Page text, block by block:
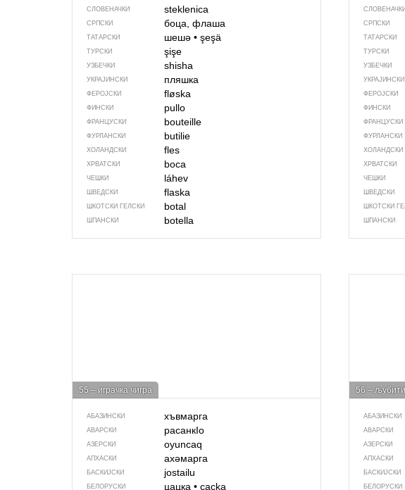
СЛОВЕНАЧКИ steklenica
СРПСКИ боца, флаша
ТАТАРСКИ шешә •şeşä
ТУРСКИ şişe
УЗБЕЧКИ shisha
УКРАЈИНСКИ пляшка
ФЕРОЈСКИ fløska
ФИНСКИ pullo
ФРАНЦУСКИ bouteille
ФУРЛАНСКИ butilie
ХОЛАНДСКИ fles
ХРВАТСКИ boca
ЧЕШКИ láhev
ШВЕДСКИ flaska
ШКОТСКИ ГЕЛСКИ botal
ШПАНСКИ botella
СЛОВЕНАЧКИ
СРПСКИ
ТАТАРСКИ
ТУРСКИ
УЗБЕЧКИ
УКРАЈИНСКИ
ФЕРОЈСКИ
ФИНСКИ
ФРАНЦУСКИ
ФУРЛАНСКИ
ХОЛАНДСКИ
ХРВАТСКИ
ЧЕШКИ
ШВЕДСКИ
ШКОТСКИ
ШПАНСКИ
55 – играчка чигра
АБАЗИНСКИ хъвмарга
АВАРСКИ расанкIо
АЗЕРСКИ oyuncaq
АПХАСКИ ахәмарга
БАСКИЈСКИ jostailu
БЕЛОРУСКИ цацка •cacka
56 – љубити
АБАЗИНСКИ
АВАРСКИ
АЗЕРСКИ
АПХАСКИ
БАСКИЈСКИ
БЕЛОРУСКИ